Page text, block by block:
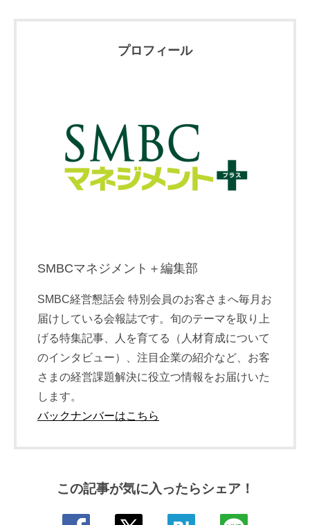
プロフィール
SMBCマネジメント＋編集部
SMBC経営懇話会 特別会員のお客さまへ毎月お
届けしている会報誌です。旬のテーマを取り上
げる特集記事、人を育てる（人材育成について
のインタビュー）、注目企業の紹介など、お客
さまの経営課題解決に役立つ情報をお届けいた
します。
バックナンバーはこちら
この記事が気に入ったらシェア！